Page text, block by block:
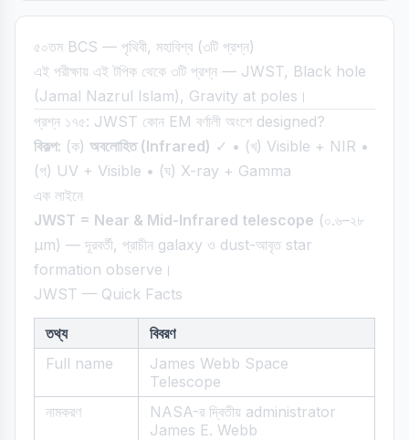
৫০তম BCS — পৃথিবী, মহাবিশ্ব (৩টি প্রশ্ন)
এই পরীক্ষায় এই টপিক থেকে ৩টি প্রশ্ন — JWST, Black hole
(Jamal Nazrul Islam), Gravity at poles।
প্রশ্ন ১৭৫: JWST কোন EM বর্ণালী অংশে designed?
বিকল্প: (ক) অবলোহিত (Infrared) ✓ • (খ) Visible + NIR •
(গ) UV + Visible • (ঘ) X-ray + Gamma
এক লাইনে
JWST = Near & Mid-Infrared telescope (০.৬–২৮
µm) — দূরবর্তী, প্রাচীন galaxy ও dust-আবৃত star
formation observe।
JWST — Quick Facts
তথ্য
বিবরণ
Full name
James Webb Space
Telescope
নামকরণ
NASA-র দ্বিতীয় administrator
James E. Webb